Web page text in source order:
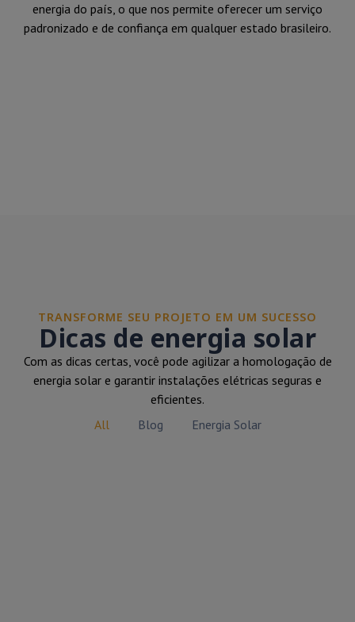
energia do país, o que nos permite oferecer um serviço
padronizado e de confiança em qualquer estado brasileiro.
TRANSFORME SEU PROJETO EM UM SUCESSO
Dicas de energia solar
Com as dicas certas, você pode agilizar a homologação de
energia solar e garantir instalações elétricas seguras e
eficientes.
All
Blog Energia Solar